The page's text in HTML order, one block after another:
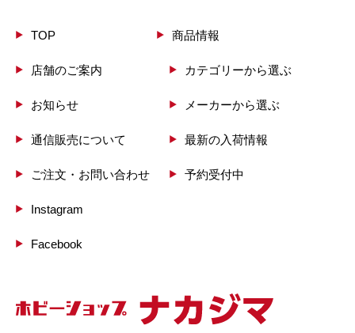
TOP
店舗のご案内
お知らせ
通信販売について
ご注文・お問い合わせ
Instagram
Facebook
商品情報
カテゴリーから選ぶ
メーカーから選ぶ
最新の入荷情報
予約受付中